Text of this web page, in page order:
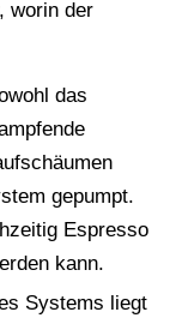
worin der
das
gepumpt.
Espresso
kann.
Systems liegt